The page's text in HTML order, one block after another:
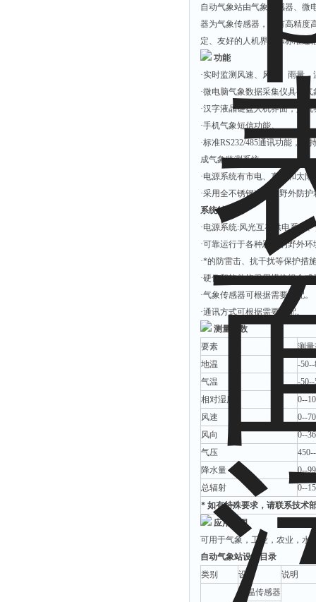
自动气象站由气象传感器、微
器为气象传感器，具有高精度
定、友好的人机界面和标准通
功能
·实时监测风速、风向、雨量
·微电脑气象数据采集仪具有
·汉字液晶键盘人机界面，人
·手机气象短信功能。
·标准RS232/485通讯功能，
成气象监测系统。
·电源系统有市电、直流和太
·采用全不锈钢支架和野外防
系统特点
·电源系统:风光互补供电系统
·可靠运行于各种恶劣的野外
·*的防雷击、抗干扰等保护措
·硬件和软件均采用模块组合
·气象传感器可根据需要选配。
·通讯方式可根据需要选配。
测量参数
要素
测
地温
-50--
气温
-50--
相对湿度
0--
风速
0--70
风向
0--
气压
降水量
0--
总辐射
0--
* 如有特殊要求，请联系技术
应用范围
可用于气象，工业，农业，水
自动气象站设备目录
类别
设备 说明
气温传感器